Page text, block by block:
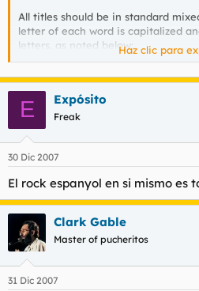
All titles should be in standard
letter of each word is capitalized
letters, as noted below:
* Purple Rain
* Greatest Hits
* And You and I
2. Capitalize all nouns, verbs
of "to be"), adverbs, adjectives, and
* Love Is in the Air
* I Am the Walrus
Haz clic para
E Expósito
Freak
30 Dic 2007
El rock espanyol en si mismo es
Clark Gable
Master of pucheritos
31 Dic 2007